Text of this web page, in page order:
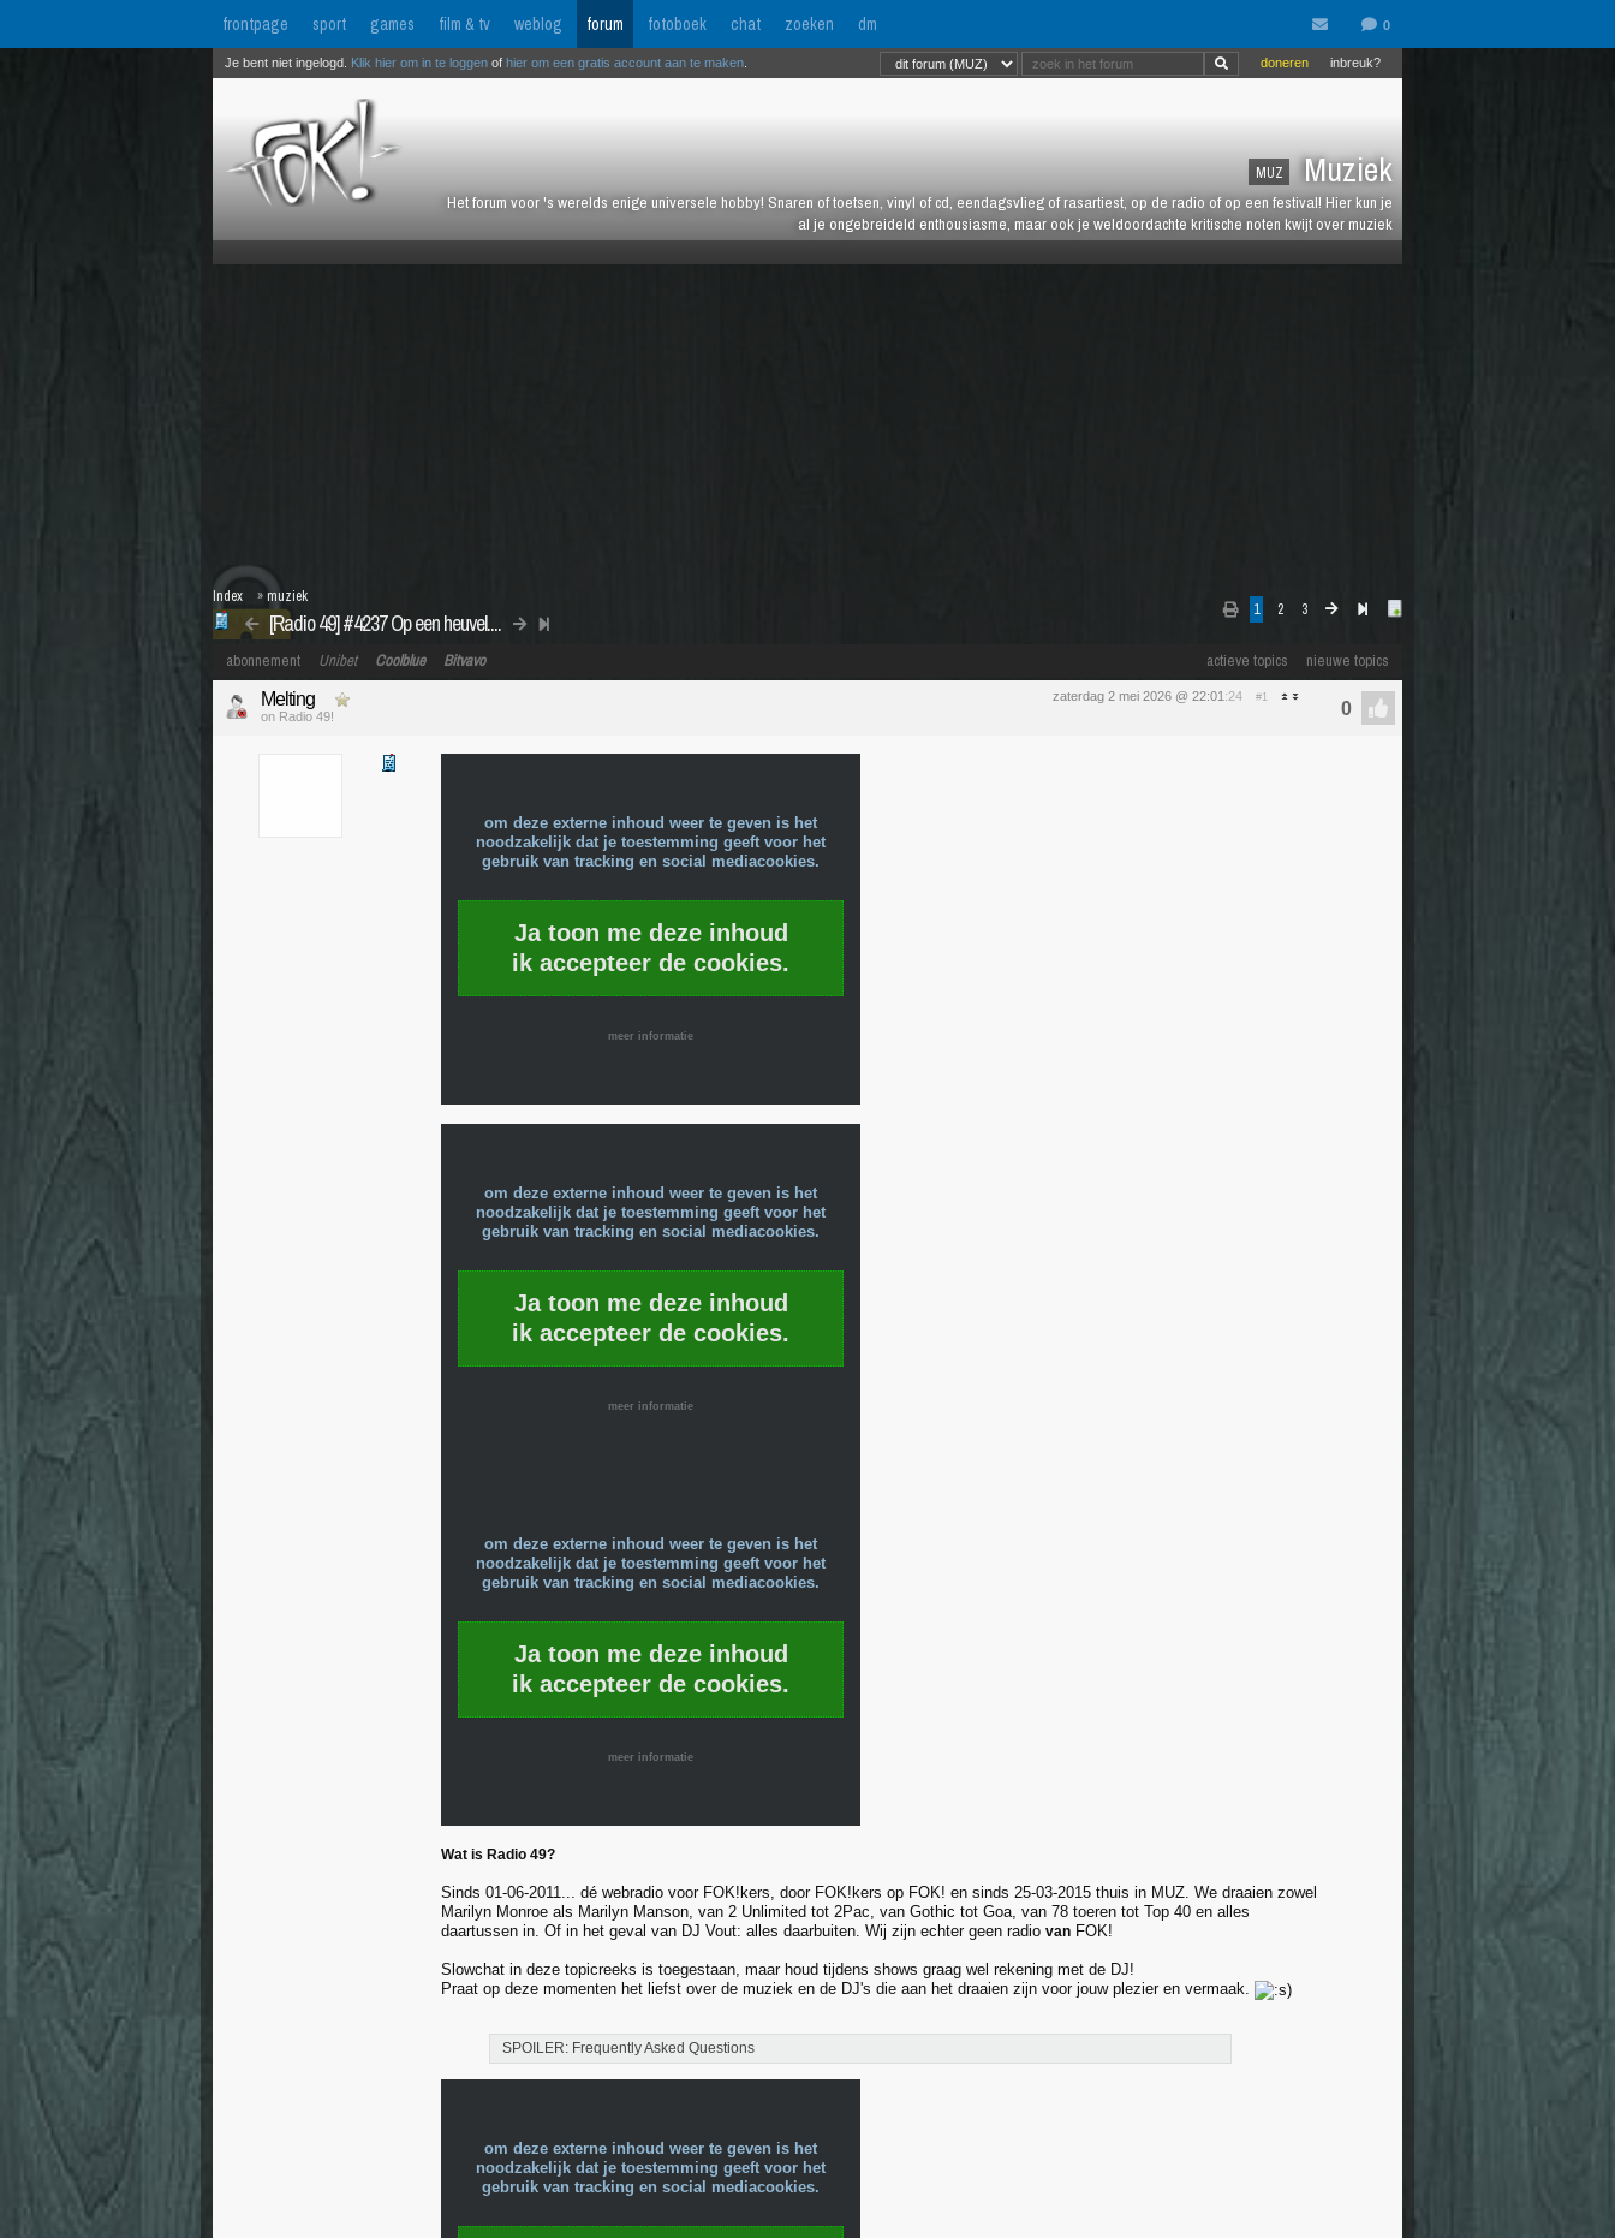
frontpage sport games film & tv weblog forum fotoboek chat zoeken dm
MUZ Muziek
Het forum voor 's werelds enige universele hobby! Snaren of toetsen, vinyl of cd, eendagsvlieg of rasartiest, op de radio of op een festival! Hier kun je
al je ongebreideld enthousiasme, maar ook je weldoordachte kritische noten kwijt over muziek
inbreuk?
doneren
Je bent niet ingelogd. Klik hier om in te loggen of hier om een gratis account aan te maken
1 2 3
[Radio 49] #4237 Op een heuvel....
Index » muziek
actieve topics nieuwe topics
abonnement Unibet Coolblue Bitvavo
zaterdag 2 mei 2026 @ 22:01 :24 #1
Melting
on Radio 49!
om deze externe inhoud weer te geven is het
noodzakelijk dat je toestemming geeft voor het
gebruik van tracking en social mediacookies.
Ja toon me deze inhoud
ik accepteer de cookies.
meer informatie
om deze externe inhoud weer te geven is het
noodzakelijk dat je toestemming geeft voor het
gebruik van tracking en social mediacookies.
Ja toon me deze inhoud
ik accepteer de cookies.
meer informatie
om deze externe inhoud weer te geven is het
noodzakelijk dat je toestemming geeft voor het
gebruik van tracking en social mediacookies.
Ja toon me deze inhoud
ik accepteer de cookies.
meer informatie
Wat is Radio 49?
Sinds 01-06-2011... dé webradio voor FOK!kers, door FOK!kers op FOK! en sinds 25-03-2015 thuis in MUZ. We draaien zowel
Marilyn Monroe als Marilyn Manson, van 2 Unlimited tot 2Pac, van Gothic tot Goa, van 78 toeren tot Top 40 en alles
daartussen in. Of in het geval van DJ Vout: alles daarbuiten. Wij zijn echter geen radio van FOK!
Slowchat in deze topicreeks is toegestaan, maar houd tijdens shows graag wel rekening met de DJ!
Praat op deze momenten het liefst over de muziek en de DJ's die aan het draaien zijn voor jouw plezier en vermaak.
SPOILER: Frequently Asked Questions
om deze externe inhoud weer te geven is het
noodzakelijk dat je toestemming geeft voor het
gebruik van tracking en social mediacookies.